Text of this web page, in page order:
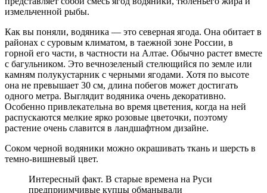
измельченной рыбы.
Как вы поняли, водяника — это северная ягода. Она обитает в
районах с суровым климатом, в таежной зоне России, в
горной его части, в частности на Алтае. Обычно растет вместе
с багульником. Это вечнозеленый стелющийся по земле или
камням полукустарник с черными ягодами. Хотя по высоте
она не превышает 30 см, длина побегов может достигать
одного метра. Выглядит водяника очень декоративно.
Особенно привлекательна во время цветения, когда на ней
распускаются мелкие ярко розовые цветочки, поэтому
растение очень славится в ландшафтном дизайне.
Соком черной водяники можно окрашивать ткань и шерсть в
темно-вишневый цвет.
Интересный факт. В старые времена на Руси
предприимчивые купцы обманывали